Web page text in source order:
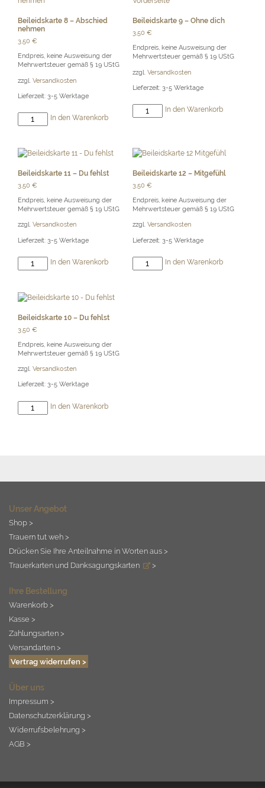
Beileidskarte 8 – Abschied
nehmen
3,50 €
Endpreis, keine Ausweisung der
Mehrwertsteuer gemäß § 19 UStG
zzgl. Versandkosten
Lieferzeit: 3-5 Werktage
In den Warenkorb
Beileidskarte
8
Abschied
nehmen
Beileidskarte 9 – Ohne dich
3,50 €
Endpreis, keine Ausweisung der
Mehrwertsteuer gemäß § 19 UStG
zzgl. Versandkosten
Lieferzeit: 3-5 Werktage
In den Warenkorb
Beileidskarte
9
dich
Menge
Beileidskarte 11 – Du fehlst
3,50 €
Endpreis, keine Ausweisung der
Mehrwertsteuer gemäß § 19 UStG
zzgl. Versandkosten
Lieferzeit: 3-5 Werktage
In den Warenkorb
Beileidskarte
11
Du
fehlst
Beileidskarte 12 – Mitgefühl
3,50 €
Endpreis, keine Ausweisung der
Mehrwertsteuer gemäß § 19 UStG
zzgl. Versandkosten
Lieferzeit: 3-5 Werktage
In den Warenkorb
Beileidskarte
12
Beileidskarte 10 – Du fehlst
3,50 €
Endpreis, keine Ausweisung der
Mehrwertsteuer gemäß § 19 UStG
zzgl. Versandkosten
Lieferzeit: 3-5 Werktage
In den Warenkorb
Beileidskarte
10
Unser Angebot
Shop >
Trauern tut weh >
Drücken Sie Ihre Anteilnahme in Worten aus >
Trauerkarten und Danksagungskarten
>
Ihre Bestellung
Warenkorb >
Kasse >
Zahlungsarten >
Versandarten >
Vertrag widerrufen >
Über uns
Impressum >
Datenschutzerklärung >
Widerrufsbelehrung >
AGB >